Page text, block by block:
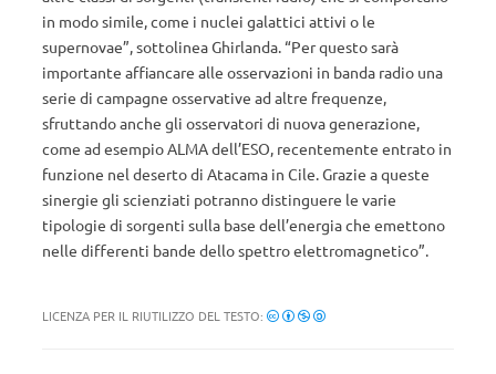
in modo simile, come i nuclei galattici attivi o le
supernovae”, sottolinea Ghirlanda. “Per questo sarà
importante affiancare alle osservazioni in banda radio una
serie di campagne osservative ad altre frequenze,
sfruttando anche gli osservatori di nuova generazione,
come ad esempio ALMA dell’ESO, recentemente entrato in
funzione nel deserto di Atacama in Cile. Grazie a queste
sinergie gli scienziati potranno distinguere le varie
tipologie di sorgenti sulla base dell’energia che emettono
nelle differenti bande dello spettro elettromagnetico”.
LICENZA PER IL RIUTILIZZO DEL TESTO: